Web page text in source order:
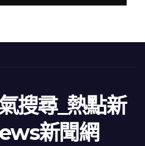
搜尋_熱點新
新聞網